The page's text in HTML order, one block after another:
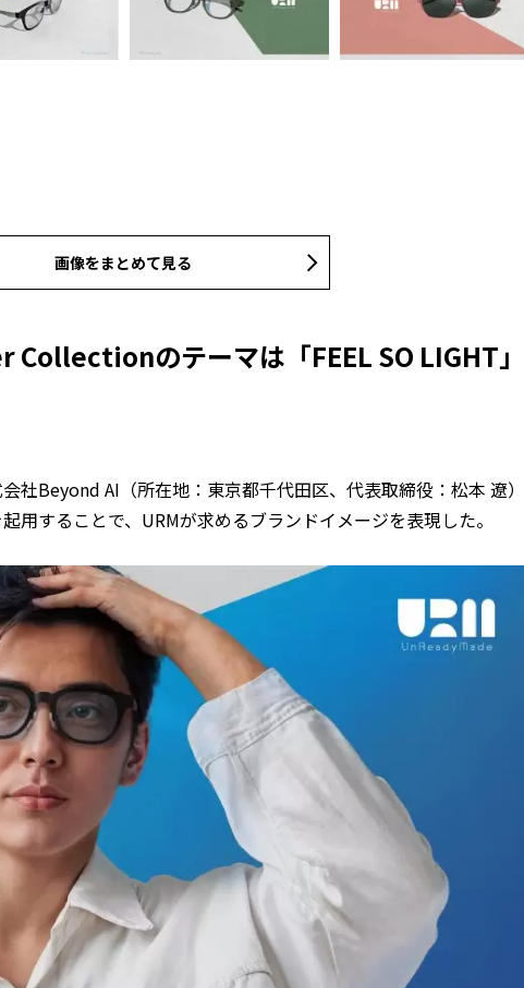
画像をまとめて見る
のテーマは「FEEL SO LIGHT」
社Beyond AI（所在地：東京都千代田区、代表取締役：松本 遼）
用することで、URMが求めるブランドイメージを表現した。